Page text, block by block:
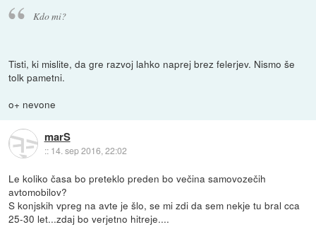
Kdo mi?
Tisti, ki mislite, da gre razvoj lahko naprej brez felerjev. Nismo še
tolk pametni.
o+ nevone
marS
:: 14. sep 2016, 22:02
Le koliko časa bo preteklo preden bo večina samovozečih
avtomobilov?
S konjskih vpreg na avte je šlo, se mi zdi da sem nekje tu bral cca
25-30 let...zdaj bo verjetno hitreje....